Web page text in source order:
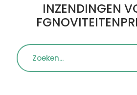
INZENDINGEN